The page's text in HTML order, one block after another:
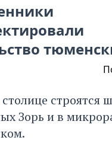
строятся
Зорь и в